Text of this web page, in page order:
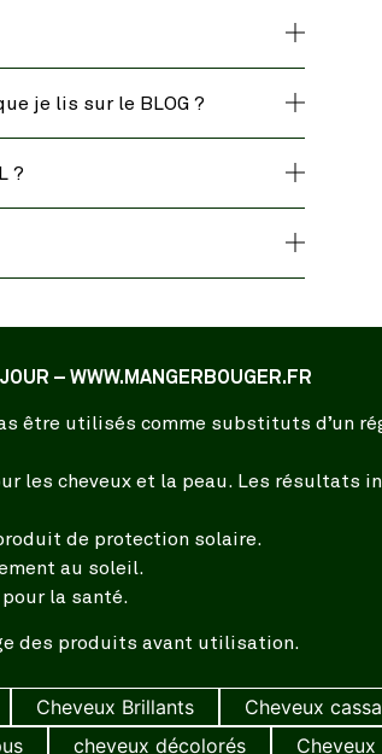
je lis sur le BLOG ?
?
– WWW.MANGERBOUGER.FR
être utilisés comme substituts d’un
les cheveux et la peau. Les résultats
de protection solaire.
au soleil.
la santé.
des produits avant utilisation.
Cheveux Brillants
Cheveux
cheveux décolorés Cheveux